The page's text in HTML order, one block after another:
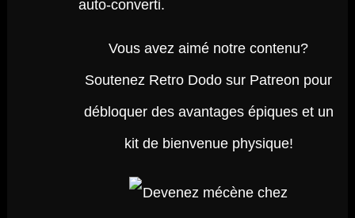
auto-converti.
Vous avez aimé notre contenu?
Soutenez Retro Dodo sur Patreon pour
débloquer des avantages épiques et un
kit de bienvenue physique!